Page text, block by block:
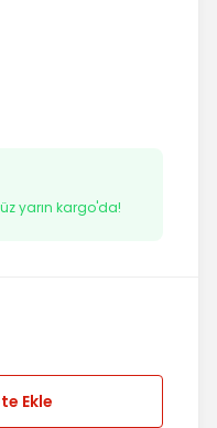
yarın kargo'da!
Ekle